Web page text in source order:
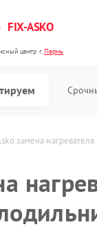
FIX-ASKO
центр г.Пермь
замена нагревателя